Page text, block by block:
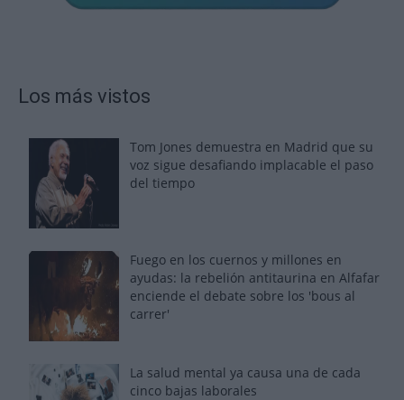
Los más vistos
Tom Jones demuestra en Madrid que su
voz sigue desafiando implacable el paso
del tiempo
Fuego en los cuernos y millones en
ayudas: la rebelión antitaurina en Alfafar
enciende el debate sobre los 'bous al
carrer'
La salud mental ya causa una de cada
cinco bajas laborales